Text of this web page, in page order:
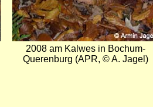
2008 am Kalwes in Bochum-
Querenburg (APR, © A. Jagel)